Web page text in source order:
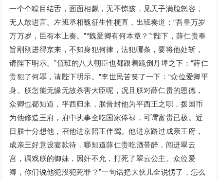
一个个瞠目结舌，面面相觑，无不惊骇，见天子满脸怒容，
无人敢进言。左班丞相魏征生性梗直，出班奏道：“吾皇万岁
万万岁，臣有本上奏。”“魏爱卿有何本章？”“陛下，薛仁贵奉
旨刚刚进得京来，不知身犯何律，法犯哪条，要将他处斩，
请陛下明示。”值班的八大朝臣也都跟着跪倒丹埠之下：“薛仁
贵犯了何罪，请陛下明示。”李世民苦笑了一下：“众位爱卿平
身。朕怎能无缘无故杀害大臣呢，况且朕对薛仁贵的恩德，
众卿也都知道，平西归来，朕晋封他为平西王之职，拨国币
为他修造王府，府中执事全吃国家俸禄，可谓富贵已极。近
日朕十分想他，召他进京陪王伴驾。他进京路过成亲王府，
成亲王好意设宴款待，哪知道薛仁贵吃酒带醉，闯进翠云
宫，调戏朕的御妹，因奸不允，打死了翠云公主。众位爱
卿，你们说他犯没犯死罪？”一句话把大伙儿全说愣了，怎么